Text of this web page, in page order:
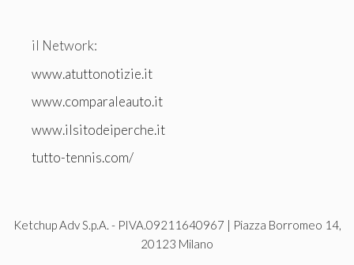
il Network:
www.atuttonotizie.it
www.comparaleauto.it
www.ilsitodeiperche.it
tutto-tennis.com/
Ketchup Adv S.p.A. - PIVA.09211640967 | Piazza Borromeo 14,
20123 Milano